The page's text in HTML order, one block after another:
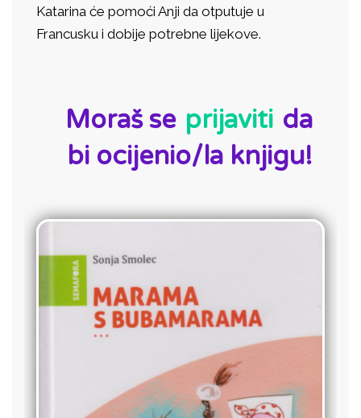
Katarina će pomoći Anji da otputuje u
Francusku i dobije potrebne lijekove.
Moraš se prijaviti da
bi ocijenio/la knjigu!